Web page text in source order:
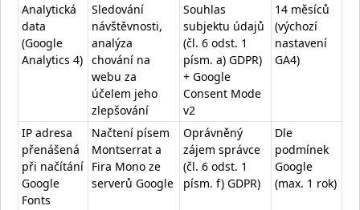
Analytická
data
(Google
Analytics 4)
Sledování
návštěvnosti,
analýza
chování na
webu za
účelem jeho
zlepšování
Souhlas
subjektu údajů
(čl. 6 odst. 1
písm. a) GDPR)
+ Google
Consent Mode
v2
14 měsíců
(výchozí
nastavení
GA4)
IP adresa
přenášená
při načítání
Google
Fonts
Načtení písem
Montserrat a
Fira Mono ze
serverů Google
Oprávněný
zájem správce
(čl. 6 odst. 1
písm. f) GDPR)
Dle
podmínek
Google
(max. 1 rok)